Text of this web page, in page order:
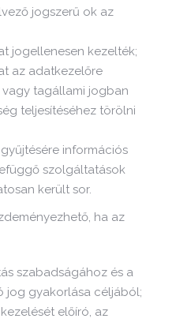
jogszerű ok az
jogellenesen kezelték;
az adatkezelőre
tagállami jogban
teljesítéséhez törölni
információs
szolgáltatások
került sor.
ha az
szabadságához és a
jog gyakorlása céljából;
előíró, az